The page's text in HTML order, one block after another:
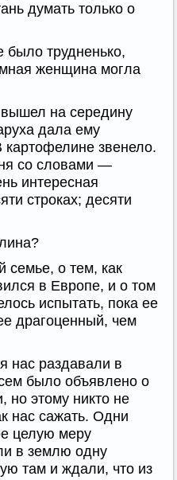
думать только о
было трудненько,
женщина могла
на середину
дала ему
звенело.
со словами —
интересная
строках; десяти
семье, о тем, как
в Европе, и о том
испытать, пока ее
драгоценный, чем
нас раздавали в
было объявлено о
но этому никто не
нас сажать. Одни
целую меру
в землю одну
там и ждали, что из